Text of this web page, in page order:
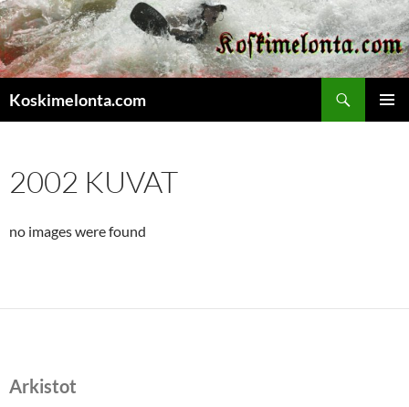
Koskimelonta.com
2002 KUVAT
no images were found
Arkistot